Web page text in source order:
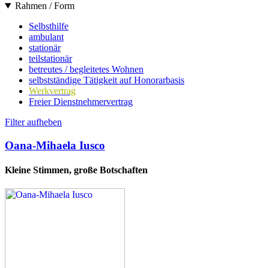
Rahmen / Form
Selbsthilfe
ambulant
stationär
teilstationär
betreutes / begleitetes Wohnen
selbstständige Tätigkeit auf Honorarbasis
Werkvertrag
Freier Dienstnehmervertrag
Filter aufheben
Oana-Mihaela Iusco
Kleine Stimmen, große Botschaften